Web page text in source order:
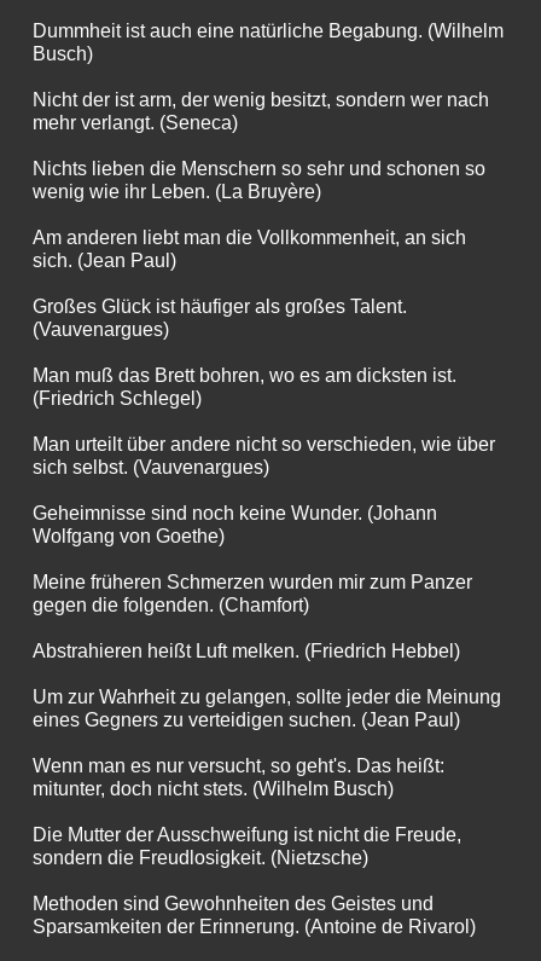
Dummheit ist auch eine natürliche Begabung. (Wilhelm
Busch)
Nicht der ist arm, der wenig besitzt, sondern wer nach
mehr verlangt. (Seneca)
Nichts lieben die Menschern so sehr und schonen so
wenig wie ihr Leben. (La Bruyère)
Am anderen liebt man die Vollkommenheit, an sich
sich. (Jean Paul)
Großes Glück ist häufiger als großes Talent.
(Vauvenargues)
Man muß das Brett bohren, wo es am dicksten ist.
(Friedrich Schlegel)
Man urteilt über andere nicht so verschieden, wie über
sich selbst. (Vauvenargues)
Geheimnisse sind noch keine Wunder. (Johann
Wolfgang von Goethe)
Meine früheren Schmerzen wurden mir zum Panzer
gegen die folgenden. (Chamfort)
Abstrahieren heißt Luft melken. (Friedrich Hebbel)
Um zur Wahrheit zu gelangen, sollte jeder die Meinung
eines Gegners zu verteidigen suchen. (Jean Paul)
Wenn man es nur versucht, so geht's. Das heißt:
mitunter, doch nicht stets. (Wilhelm Busch)
Die Mutter der Ausschweifung ist nicht die Freude,
sondern die Freudlosigkeit. (Nietzsche)
Methoden sind Gewohnheiten des Geistes und
Sparsamkeiten der Erinnerung. (Antoine de Rivarol)